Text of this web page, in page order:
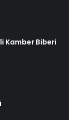
Kamber Biberi